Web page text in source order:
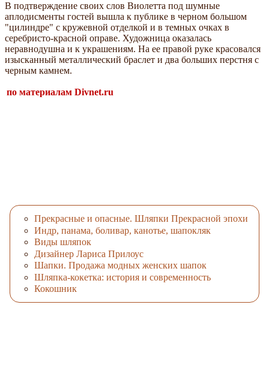
В подтверждение своих слов Виолетта под шумные
аплодисменты гостей вышла к публике в черном большом
"цилиндре" с кружевной отделкой и в темных очках в
серебристо-красной оправе. Художница оказалась
неравнодушна и к украшениям. На ее правой руке красовался
изысканный металлический браслет и два больших перстня с
черным камнем.
по материалам Divnet.ru
Прекрасные и опасные. Шляпки Прекрасной эпохи
Индр, панама, боливар, канотье, шапокляк
Виды шляпок
Дизайнер Лариса Прилоус
Шапки. Продажа модных женских шапок
Шляпка-кокетка: история и современность
Кокошник